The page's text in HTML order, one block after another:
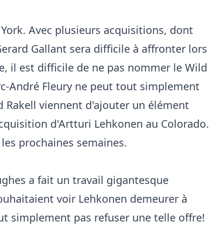
Avec plusieurs acquisitions, dont
Gallant sera difficile à affronter lors
il est difficile de ne pas nommer le Wild
André Fleury ne peut tout simplement
Rakell viennent d'ajouter un élément
d'Artturi Lehkonen au Colorado.
prochaines semaines.
a fait un travail gigantesque
voir Lehkonen demeurer à
simplement pas refuser une telle offre!